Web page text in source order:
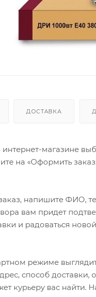
ДОСТАВКА
магазине
на «Оформить
напишите ФИО,
вам придет
и радоваться
режиме
способ
курьеру вас найти.